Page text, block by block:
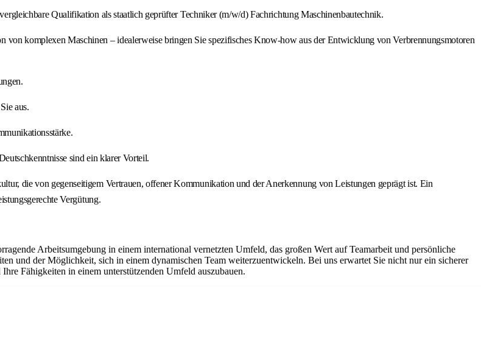
Qualifikation als staatlich geprüfter Techniker (m/w/d) Fachrichtung Maschinenbautechnik.
von komplexen Maschinen – idealerweise bringen Sie spezifisches Know-how aus der Entwicklung von Verbrennungsmotoren
aus.
sind ein klarer Vorteil.
die von gegenseitigem Vertrauen, offener Kommunikation und der Anerkennung von Leistungen geprägt ist. Ein
Vergütung.
Arbeitsumgebung in einem international vernetzten Umfeld, das großen Wert auf Teamarbeit und persönliche
und der Möglichkeit, sich in einem dynamischen Team weiterzuentwickeln. Bei uns erwartet Sie nicht nur ein sicherer
Fähigkeiten in einem unterstützenden Umfeld auszubauen.